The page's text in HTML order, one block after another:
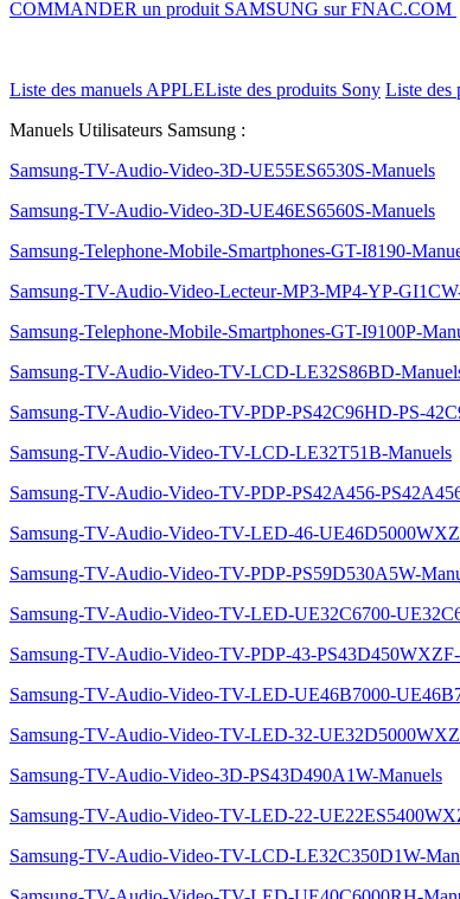
COMMANDER un produit SAMSUNG sur FNAC.COM
Liste des manuels APPLEListe des produits Sony Liste des
Manuels Utilisateurs Samsung :
Samsung-TV-Audio-Video-3D-UE55ES6530S-Manuels
Samsung-TV-Audio-Video-3D-UE46ES6560S-Manuels
Samsung-Telephone-Mobile-Smartphones-GT-I8190-
Samsung-TV-Audio-Video-Lecteur-MP3-MP4-YP-
Samsung-Telephone-Mobile-Smartphones-GT-I9100P-
Samsung-TV-Audio-Video-TV-LCD-LE32S86BD-
Samsung-TV-Audio-Video-TV-PDP-PS42C96HD-PS-
Samsung-TV-Audio-Video-TV-LCD-LE32T51B-Manuels
Samsung-TV-Audio-Video-TV-PDP-PS42A456-
Samsung-TV-Audio-Video-TV-LED-46-
Samsung-TV-Audio-Video-TV-PDP-PS59D530A5W-
Samsung-TV-Audio-Video-TV-LED-UE32C6700-
Samsung-TV-Audio-Video-TV-PDP-43-
Samsung-TV-Audio-Video-TV-LED-UE46B7000-
Samsung-TV-Audio-Video-TV-LED-32-
Samsung-TV-Audio-Video-3D-PS43D490A1W-Manuels
Samsung-TV-Audio-Video-TV-LED-22-
Samsung-TV-Audio-Video-TV-LCD-LE32C350D1W-